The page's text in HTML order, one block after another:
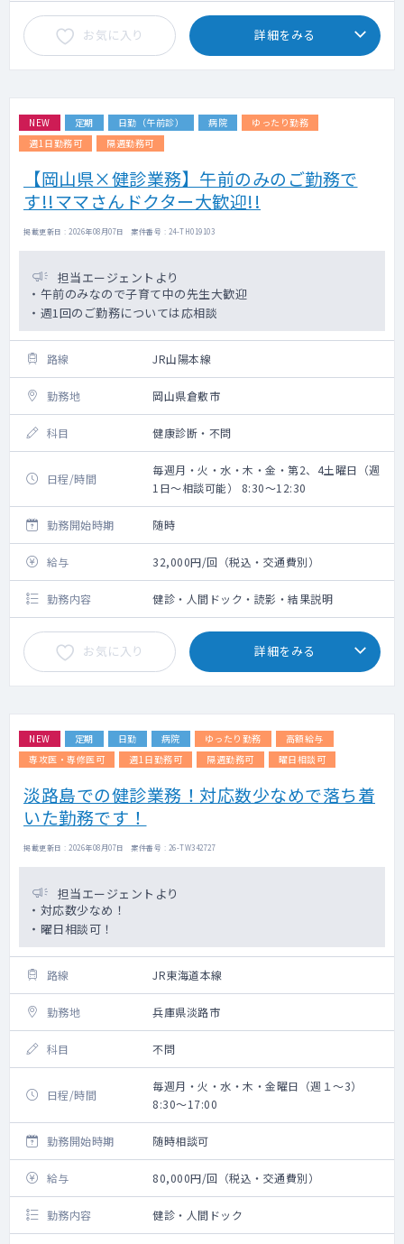
お気に入り 詳細をみる
NEW 定期 日勤（午前診） 病院
ゆったり勤務
週1日勤務可
隔週勤務可
【岡山県×健診業務】午前のみのご勤務で
す!!ママさんドクター大歓迎!!
掲載更新日 : 2026年08月07日 案件番号 : 24-TH019103
担当エージェントより
・午前のみなので子育て中の先生大歓迎
・週1回のご勤務については応相談
路線 JR山陽本線
勤務地 岡山県倉敷市
科目 健康診断・不問
日程/時間
毎週月・火・水・木・金・第2、4土曜日（週
1日～相談可能） 8:30～12:30
勤務開始時期 随時
給与 32,000円/回（税込・交通費別）
勤務内容 健診・人間ドック・読影・結果説明
お気に入り 詳細をみる
NEW 定期 日勤 病院 ゆったり勤務
高額給与
専攻医・専修医可
週1日勤務可 隔週勤務可 曜日相談可
淡路島での健診業務！対応数少なめで落ち着
いた勤務です！
掲載更新日 : 2026年08月07日 案件番号 : 26-TW342727
担当エージェントより
・対応数少なめ！
・曜日相談可！
路線 JR東海道本線
勤務地 兵庫県淡路市
科目 不問
日程/時間
毎週月・火・水・木・金曜日（週１～3）
8:30～17:00
勤務開始時期 随時相談可
給与 80,000円/回（税込・交通費別）
勤務内容 健診・人間ドック